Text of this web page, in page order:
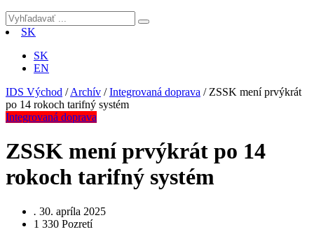
SK
SK
EN
IDS Východ /Archív /Integrovaná doprava / ZSSK mení prvýkrát
po 14 rokoch tarifný systém
Integrovaná doprava
ZSSK mení prvýkrát po 14
rokoch tarifný systém
. 30. apríla 2025
1 330 Pozretí